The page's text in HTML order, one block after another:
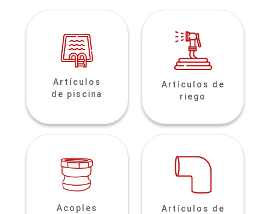
Artículos
de piscina
Artículos de
riego
Acoples
Artículos de